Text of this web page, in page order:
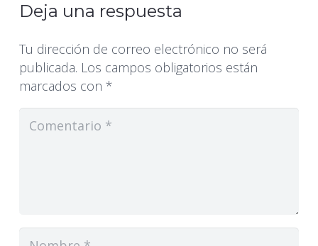
Deja una respuesta
Tu dirección de correo electrónico no será
publicada. Los campos obligatorios están
marcados con *